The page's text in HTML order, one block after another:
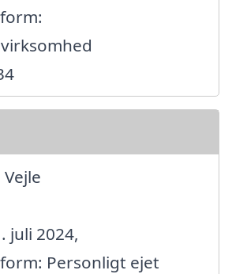
juli 2024,
Personligt ejet